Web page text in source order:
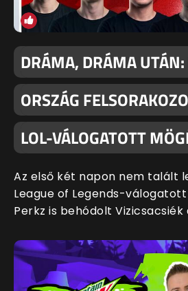
DRÁMA, DRÁMA UTÁN:
ORSZÁG
LOL-VÁLOGATOTT
Az első két napon nem talált
League of Legends-
Perkz is behódolt